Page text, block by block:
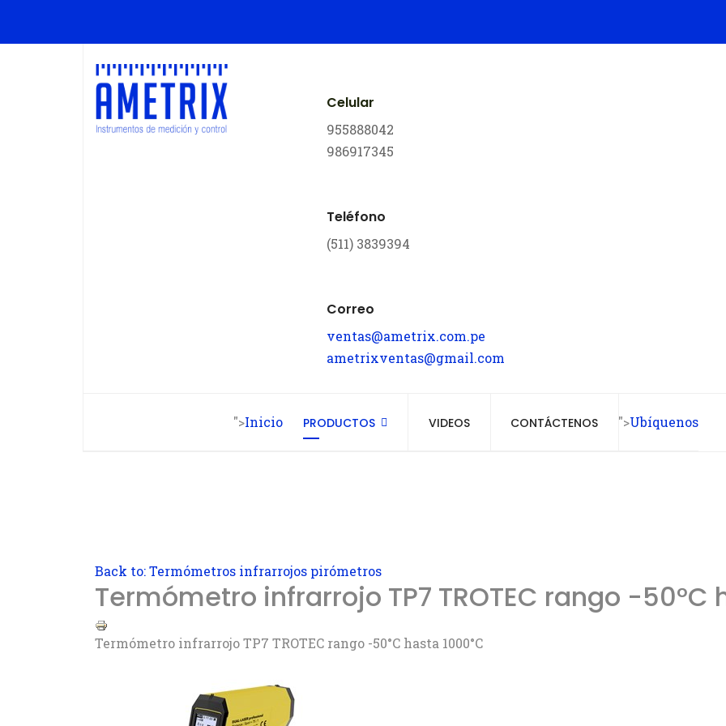
Celular
955888042
986917345
Teléfono
(511) 3839394
Correo
ventas@ametrix.com.pe
ametrixventas@gmail.com
">Inicio PRODUCTOS VIDEOS CONTÁCTENOS ">Ubíquenos
Back to: Termómetros infrarrojos pirómetros
Termómetro infrarrojo TP7 TROTEC rango -50°C
Termómetro infrarrojo TP7 TROTEC rango -50°C hasta 1000°C